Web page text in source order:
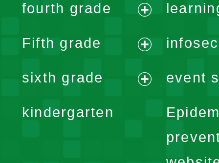
menu
fourth grade
menu
Fifth grade
menu
sixth grade
kindergarten
event